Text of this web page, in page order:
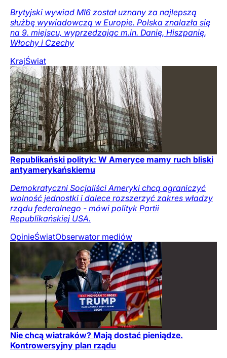
Brytyjski wywiad MI6 został uznany za najlepszą
służbę wywiadowczą w Europie. Polska znalazła się
na 9. miejscu, wyprzedzając m.in. Danię, Hiszpanię,
Włochy i Czechy
KrajŚwiat
Republikański polityk: W Ameryce mamy ruch bliski
antyamerykańskiemu
Demokratyczni Socjaliści Ameryki chcą ograniczyć
wolność jednostki i dalece rozszerzyć zakres władzy
rządu federalnego - mówi polityk Partii
Republikańskiej USA.
OpinieŚwiatObserwator mediów
Nie chcą wiatraków? Mają dostać pieniądze.
Kontrowersyjny plan rządu